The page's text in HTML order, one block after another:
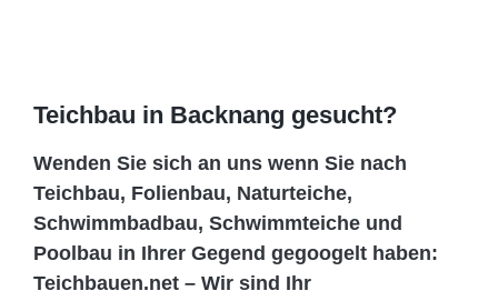
Teichbau in Backnang gesucht?
Wenden Sie sich an uns wenn Sie nach
Teichbau, Folienbau, Naturteiche,
Schwimmbadbau, Schwimmteiche und
Poolbau in Ihrer Gegend gegoogelt haben:
Teichbauen.net – Wir sind Ihr